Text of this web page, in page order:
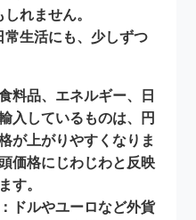
れません。
常生活にも、少しずつ
食料品、エネルギー、日
入しているものは、円
が上がりやすくなりま
価格にじわじわと反映
す。
：ドルやユーロなど外貨